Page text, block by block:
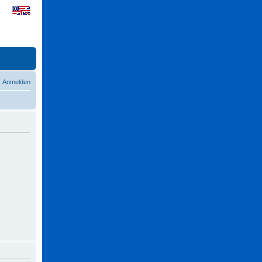
Anmelden